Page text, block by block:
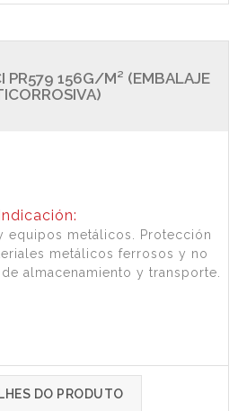
PR579 156G/M² (EMBALAJE
equipos metálicos. Protección
metálicos ferrosos y no
almacenamiento y transporte.
DO PRODUTO